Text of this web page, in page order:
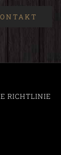
RICHTLINIE